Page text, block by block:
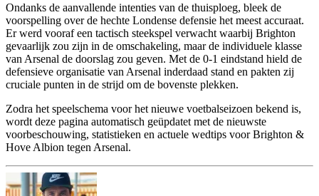
Ondanks de aanvallende intenties van de thuisploeg, bleek de
voorspelling over de hechte Londense defensie het meest accuraat.
Er werd vooraf een tactisch steekspel verwacht waarbij Brighton
gevaarlijk zou zijn in de omschakeling, maar de individuele klasse
van Arsenal de doorslag zou geven. Met de 0-1 eindstand hield de
defensieve organisatie van Arsenal inderdaad stand en pakten zij
cruciale punten in de strijd om de bovenste plekken.
Zodra het speelschema voor het nieuwe voetbalseizoen bekend is,
wordt deze pagina automatisch geüpdatet met de nieuwste
voorbeschouwing, statistieken en actuele wedtips voor Brighton &
Hove Albion tegen Arsenal.